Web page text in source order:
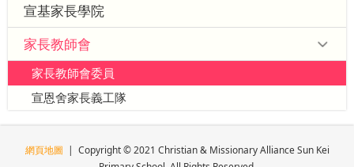
宣基家長學院
家長教師會
家長教師會委員
宣恩舍家長義工隊
網頁地圖 | Copyright © 2021 Christian & Missionary Alliance Sun Kei